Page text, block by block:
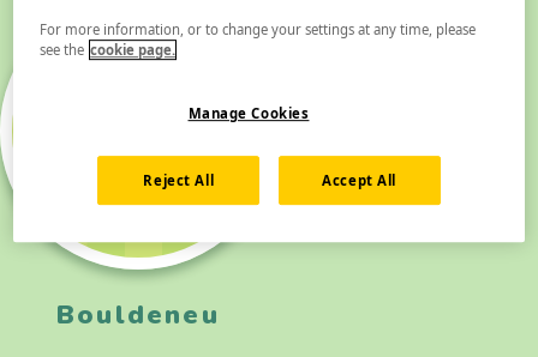
Bouldeneu
For more information, or to change your settings at any time, please
see the cookie page.
Manage Cookies
Reject All Accept All